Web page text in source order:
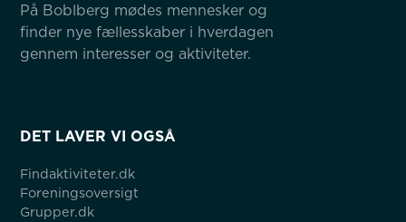
På Boblberg mødes mennesker og
finder nye fællesskaber i hverdagen
gennem interesser og aktiviteter.
DET LAVER VI OGSÅ
Findaktiviteter.dk
Foreningsoversigt
Grupper.dk